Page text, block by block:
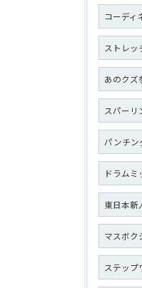
コーディ
ストレッ
あのクズ
スパーリ
パンチン
ドラムミ
東日本新
マスボク
ステップ